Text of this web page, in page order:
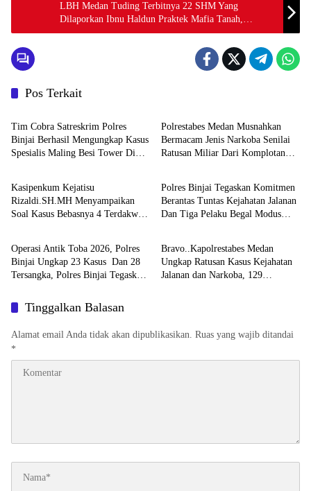
LBH Medan Tuding Terbitnya 22 SHM Yang
Dilaporkan Ibnu Haldun Praktek Mafia Tanah,
Kapolda Sumut Diminta Tangkap Pelaku
Pos Terkait
Hukum & Kriminal
Tim Cobra Satreskrim Polres
Binjai Berhasil Mengungkap Kasus
Spesialis Maling Besi Tower Di
Polrestabes Medan Musnahkan
Bermacam Jenis Narkoba Senilai
Ratusan Miliar Dari Komplotan
Hukum & Kriminal
Kasipenkum Kejatisu
Rizaldi.SH.MH Menyampaikan
Soal Kasus Bebasnya 4 Terdakwa
Banding
Hukum & Kriminal
Polres Binjai Tegaskan Komitmen
Berantas Tuntas Kejahatan Jalanan
Dan Tiga Pelaku Begal Modus
Hukum & Kriminal
Operasi Antik Toba 2026, Polres
Binjai Ungkap 23 Kasus Dan 28
Tersangka, Polres Binjai Tegaskan
Wilayah Hukumnya
Hukum & Kriminal
Bravo..Kapolrestabes Medan
Ungkap Ratusan Kasus Kejahatan
Jalanan dan Narkoba, 129
Tinggalkan Balasan
Alamat email Anda tidak akan dipublikasikan. Ruas yang wajib ditandai
*